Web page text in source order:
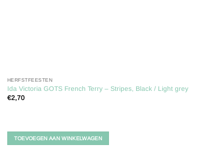
HERFSTFEESTEN
Ida Victoria GOTS French Terry – Stripes, Black / Light grey
€2,70
TOEVOEGEN AAN WINKELWAGEN